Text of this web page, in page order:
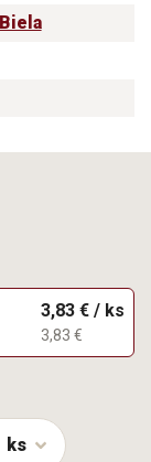
Biela
3,83 € / ks
3,83 €
ks